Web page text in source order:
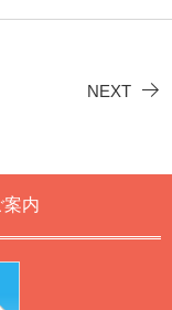
NEXT
内